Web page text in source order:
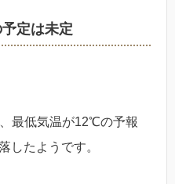
定は未定
最低気温が12℃の予報
したようです。